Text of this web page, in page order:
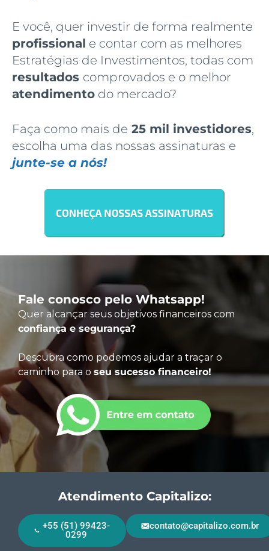
E você, quer investir de forma realmente
profissional e contar com as melhores
Estratégias de Investimentos, todas com
resultados comprovados e o melhor
atendimento do mercado?
Faça como mais de 25 mil investidores,
escolha uma das nossas assinaturas e
junte-se a nós!
Fale conosco pelo Whatsapp!
Quer alcançar seus objetivos financeiros com
confiança e segurança?
Descubra como podemos ajudar a traçar o
caminho para o seu sucesso financeiro!
Atendimento Capitalizo:
+55 (51) 99423-
0299
contato@capitalizo.com.br